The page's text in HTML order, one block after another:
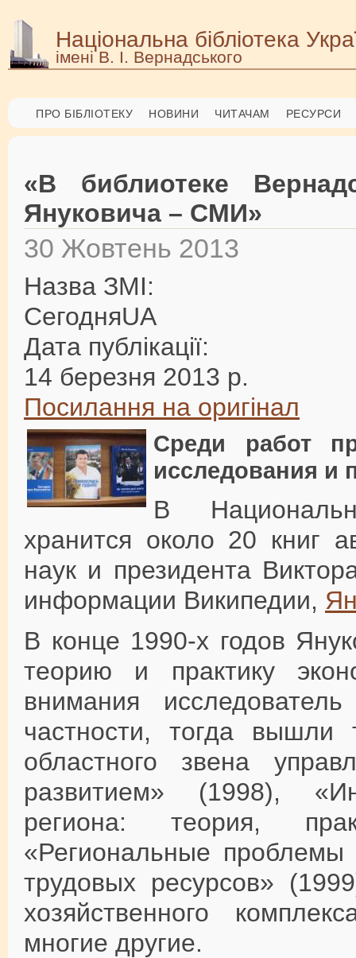
Національна бібліотека
імені В. І. Вернадського
ПРО БІБЛІОТЕКУ НОВИНИ ЧИТАЧАМ РЕСУРСИ
«В библиотеке
Януковича – СМИ»
30 Жовтень 2013
Назва ЗМІ:
СегодняUA
Дата публікації:
14 березня 2013 р.
Посилання на оригінал
Среди работ
исследования и
В
хранится около 20 книг
наук и президента
информации Википедии,
В конце 1990-х годов
теорию и практику
внимания
частности, тогда вышли
областного звена
развитием» (1998),
региона: теория,
«Региональные
трудовых ресурсов»
хозяйственного
многие другие.